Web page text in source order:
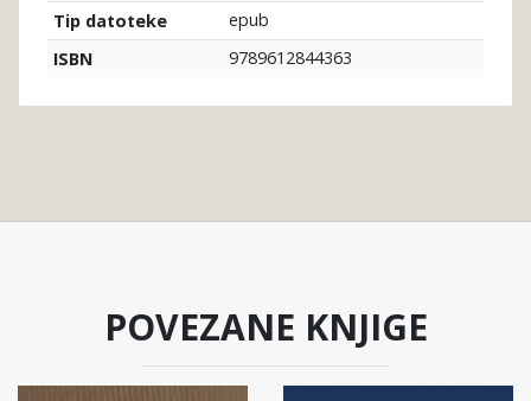
Tip datoteke
epub
ISBN
9789612844363
POVEZANE KNJIGE